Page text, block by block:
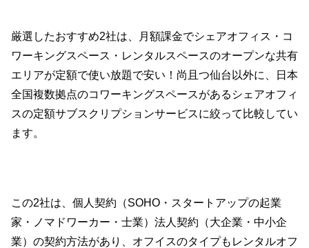
厳選したおすすめ2社は、月額課金でシェアオフィス・コ
ワーキングスペース・レンタルスペースのオープンな共有
エリアが定額で使い放題で安い！尚且つ仙台以外に、日本
全国複数拠点のコワーキングスペースがあるシェアオフィ
スの定額サブスクリプションサービスに絞って比較してい
ます。
この2社は、個人契約（SOHO・スタートアップの起業
家・ノマドワーカー・士業）法人契約（大企業・中小企
業）の契約方法があり、オフイスのタイプもレンタルオフ